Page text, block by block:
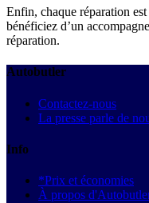
Enfin, chaque réparation
bénéficiez d’un
réparation.
Autobutler
Contactez-nous
La presse parle de
Info
*Prix et économies
À propos